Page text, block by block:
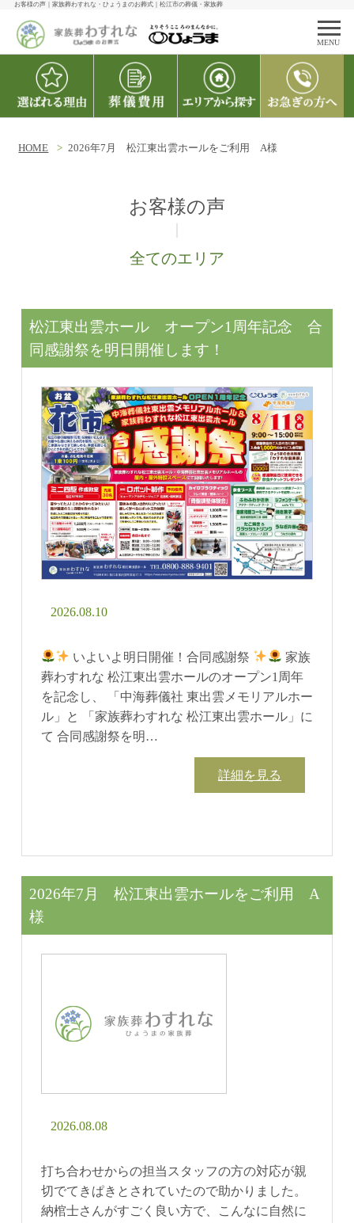
お客様の声｜家族葬わすれな・ひょうまのお葬式｜松江市の葬儀・家族葬
MENU
HOME 2026年7月 松江東出雲ホールをご利用 A様
お客様の声
|
全てのエリア
松江東出雲ホール オープン1周年記念 合
同感謝祭を明日開催します！
2026.08.10
いよいよ明日開催！合同感謝祭
家族
葬わすれな 松江東出雲ホールのオープン1周年
を記念し、 「中海葬儀社 東出雲メモリアルホー
ル」と 「家族葬わすれな 松江東出雲ホール」に
て 合同感謝祭を明…
詳細を見る
2026年7月 松江東出雲ホールをご利用 A
様
2026.08.08
打ち合わせからの担当スタッフの方の対応が親
切でてきぱきとされていたので助かりました。
納棺士さんがすごく良い方で、こんなに自然に